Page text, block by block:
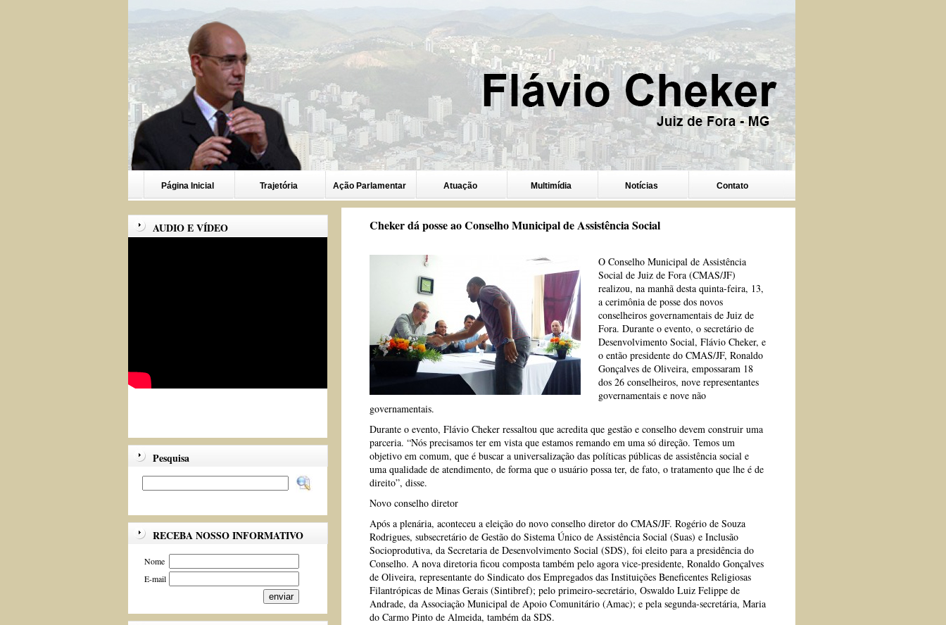
Página Inicial Trajetória Ação Parlamentar Atuação Multimídia Notícias Contato
AUDIO E VÍDEO
Pesquisa
RECEBA NOSSO INFORMATIVO
Nome
E-mail
Cheker dá posse ao Conselho Municipal de Assistência Social
O Conselho Municipal de Assistência
Social de Juiz de Fora (CMAS/JF)
realizou, na manhã desta quinta-feira, 13,
a cerimônia de posse dos novos
conselheiros governamentais de Juiz de
Fora. Durante o evento, o secretário de
Desenvolvimento Social, Flávio Cheker, e
o então presidente do CMAS/JF, Ronaldo
Gonçalves de Oliveira, empossaram 18
dos 26 conselheiros, nove representantes
governamentais e nove não
governamentais.
Durante o evento, Flávio Cheker ressaltou que acredita que gestão e conselho devem construir uma
parceria. “Nós precisamos ter em vista que estamos remando em uma só direção. Temos um
objetivo em comum, que é buscar a universalização das políticas públicas de assistência social e
uma qualidade de atendimento, de forma que o usuário possa ter, de fato, o tratamento que lhe é de
direito”, disse.
Novo conselho diretor
Após a plenária, aconteceu a eleição do novo conselho diretor do CMAS/JF. Rogério de Souza
Rodrigues, subsecretário de Gestão do Sistema Único de Assistência Social (Suas) e Inclusão
Socioprodutiva, da Secretaria de Desenvolvimento Social (SDS), foi eleito para a presidência do
Conselho. A nova diretoria ficou composta também pelo agora vice-presidente, Ronaldo Gonçalves
de Oliveira, representante do Sindicato dos Empregados das Instituições Beneficentes Religiosas
Filantrópicas de Minas Gerais (Sintibref); pelo primeiro-secretário, Oswaldo Luiz Felippe de
Andrade, da Associação Municipal de Apoio Comunitário (Amac); e pela segunda-secretária, Maria
do Carmo Pinto de Almeida, também da SDS.